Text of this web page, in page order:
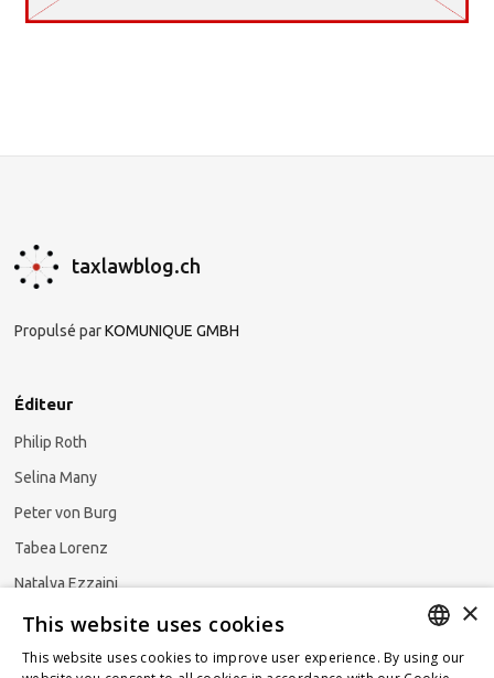
taxlawblog.ch
Propulsé parKOMUNIQUE GMBH
Éditeur
Philip Roth
Selina Many
Peter von Burg
Tabea Lorenz
Natalya Ezzaini
GERMAN
×
This website uses cookies
This website uses cookies to improve user experience. By using our